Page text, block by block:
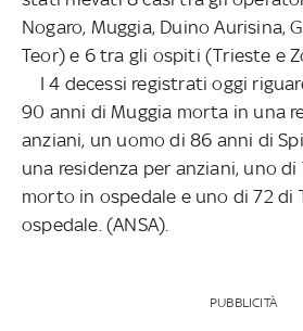
Nogaro, Muggia, Duino Aurisina,
Teor) e 6 tra gli ospiti (Trieste e
I 4 decessi registrati oggi
90 anni di Muggia morta in una
anziani, un uomo di 86 anni di
una residenza per anziani, uno di
morto in ospedale e uno di 72 di
ospedale. (ANSA).
PUBBLICITÀ